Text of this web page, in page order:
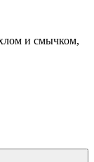
и смычком,